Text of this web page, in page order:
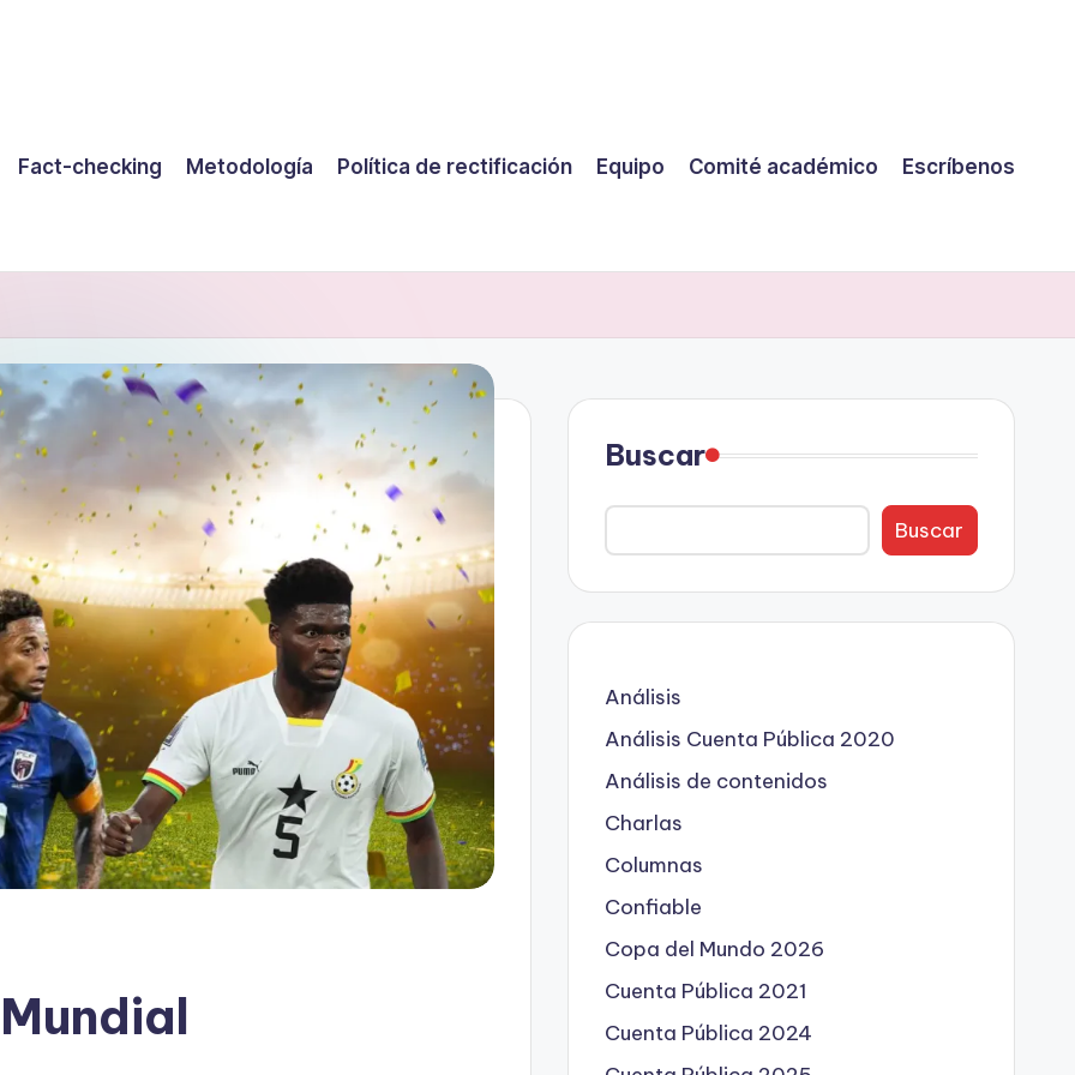
Fact-checking Metodología Política de rectificación Equipo Comité académico Escríbenos
Buscar
Buscar
Análisis
Análisis Cuenta Pública 2020
Análisis de contenidos
Charlas
Columnas
Confiable
Copa del Mundo 2026
Cuenta Pública 2021
Cuenta Pública 2024